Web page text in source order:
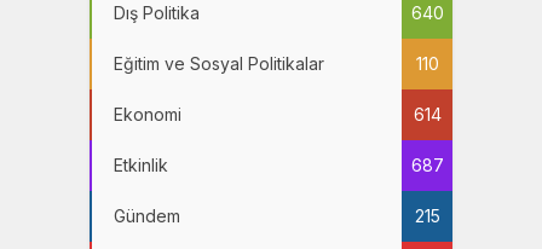
Dış Politika 640
Eğitim ve Sosyal Politikalar 110
Ekonomi 614
Etkinlik 687
Gündem 215